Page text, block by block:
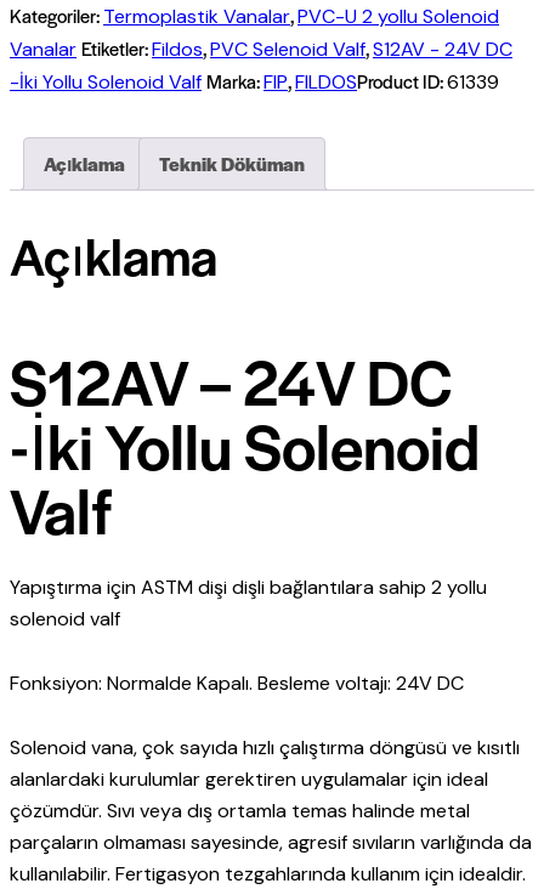
Kategoriler:Termoplastik Vanalar,PVC-U 2 yollu Solenoid
VanalarEtiketler:Fildos,PVC Selenoid Valf,S12AV - 24V DC
-İki Yollu Solenoid ValfMarka:FIP,FILDOSProduct ID:61339
Açıklama Teknik Döküman
Açıklama
S12AV – 24V DC
-İki Yollu Solenoid
Valf
Yapıştırma için ASTM dişi dişli bağlantılara sahip 2 yollu
solenoid valf
Fonksiyon: Normalde Kapalı. Besleme voltajı: 24V DC
Solenoid vana, çok sayıda hızlı çalıştırma döngüsü ve kısıtlı
alanlardaki kurulumlar gerektiren uygulamalar için ideal
çözümdür. Sıvı veya dış ortamla temas halinde metal
parçaların olmaması sayesinde, agresif sıvıların varlığında da
kullanılabilir. Fertigasyon tezgahlarında kullanım için idealdir.